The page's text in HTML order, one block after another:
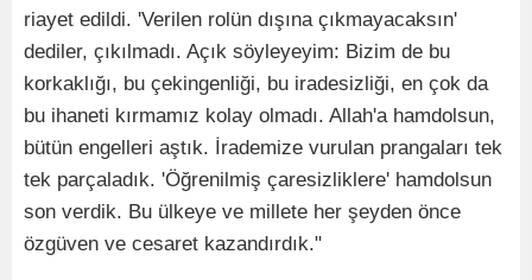
riayet edildi. 'Verilen rolün dışına çıkmayacaksın'
dediler, çıkılmadı. Açık söyleyeyim: Bizim de bu
korkaklığı, bu çekingenliği, bu iradesizliği, en çok da
bu ihaneti kırmamız kolay olmadı. Allah'a hamdolsun,
bütün engelleri aştık. İrademize vurulan prangaları tek
tek parçaladık. 'Öğrenilmiş çaresizliklere' hamdolsun
son verdik. Bu ülkeye ve millete her şeyden önce
özgüven ve cesaret kazandırdık."